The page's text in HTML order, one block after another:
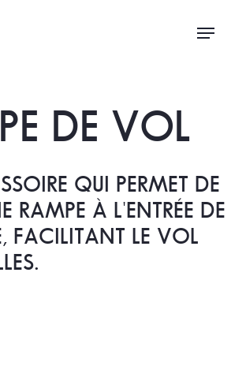
Menu
DE VOL
QUI PERMET DE
RAMPE À L'ENTRÉE DE
FACILITANT LE VOL